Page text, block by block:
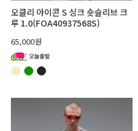
오클리 아이콘 S 싱크 숏슬리브 크
루 1.0(FOA40937568S)
65,000원